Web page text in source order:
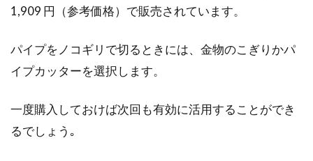
1,909 円（参考価格）で販売されています。
パイプをノコギリで切るときには、金物のこぎりかパ
イプカッターを選択します。
一度購入しておけば次回も有効に活用することができ
るでしょう｡